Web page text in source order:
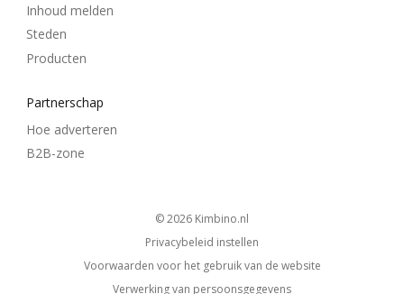
Inhoud melden
Steden
Producten
Partnerschap
Hoe adverteren
B2B-zone
© 2026
kimbino.nl
Privacybeleid instellen
Voorwaarden voor het gebruik van de website
Verwerking van persoonsgegevens